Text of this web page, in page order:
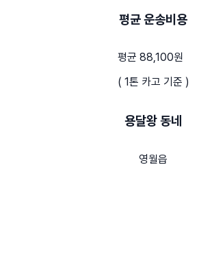
평균 운송비용
평균 88,100원
( 1톤 카고 기준 )
용달왕 동네
영월읍